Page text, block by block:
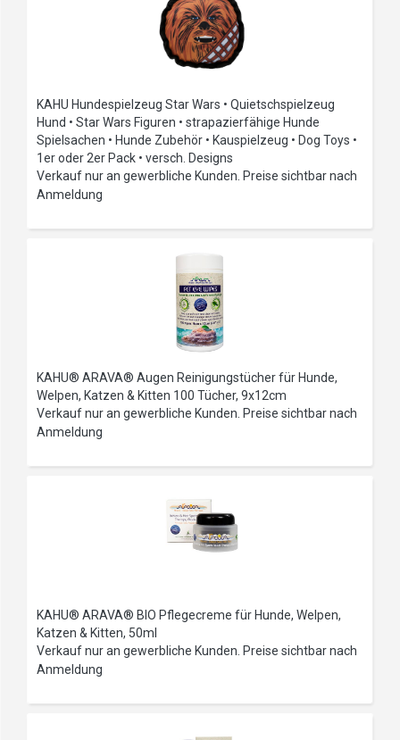
KAHU Hundespielzeug Star Wars • Quietschspielzeug
Hund • Star Wars Figuren • strapazierfähige Hunde
Spielsachen • Hunde Zubehör • Kauspielzeug • Dog Toys •
1er oder 2er Pack • versch. Designs
Verkauf nur an gewerbliche Kunden. Preise sichtbar nach
Anmeldung
KAHU® ARAVA® Augen Reinigungstücher für Hunde,
Welpen, Katzen & Kitten 100 Tücher, 9x12cm
Verkauf nur an gewerbliche Kunden. Preise sichtbar nach
Anmeldung
KAHU® ARAVA® BIO Pflegecreme für Hunde, Welpen,
Katzen & Kitten, 50ml
Verkauf nur an gewerbliche Kunden. Preise sichtbar nach
Anmeldung